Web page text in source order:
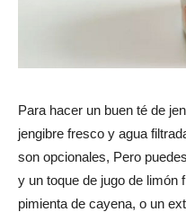
Para hacer un buen té de
jengibre fresco y agua
son opcionales, Pero
y un toque de jugo de limón
pimienta de cayena, o un